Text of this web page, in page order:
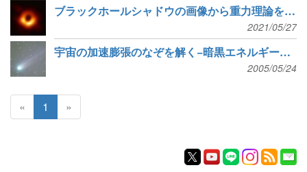
ブラックホールシャドウの画像から重力理論を初検証
2021/05/27
宇宙の加速膨張のなぞを解く−暗黒エネルギーか、新たな理論か？
2005/05/24
« 1 »